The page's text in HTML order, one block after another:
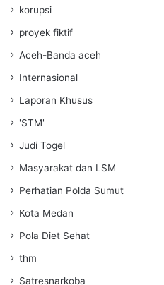
korupsi
proyek fiktif
Aceh-Banda aceh
Internasional
Laporan Khusus
'STM'
Judi Togel
Masyarakat dan LSM
Perhatian Polda Sumut
Kota Medan
Pola Diet Sehat
thm
Satresnarkoba